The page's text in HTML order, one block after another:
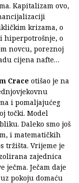
Kapitalizam ovo,
krizama, o
hiperpotrošnje, o
novcu, poreznoj
cijena nafte…
Crace otišao je na
i pomaljajućeg
točki. Model
Daleko smo još
i matematičkih
tržišta. Vrijeme je
zajednica
ječma. Ječam daje
pokoju domaću